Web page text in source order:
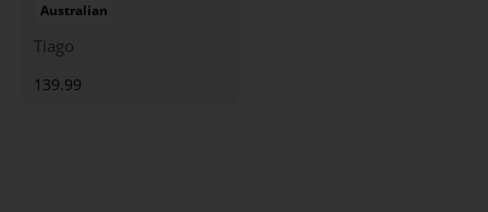
Australian
Tiago
139.99